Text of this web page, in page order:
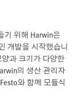
기 위해 Harwin은
개발을 시작했습니
과 크기가 다양한
의 생산 관리자
와 함께 모듈식